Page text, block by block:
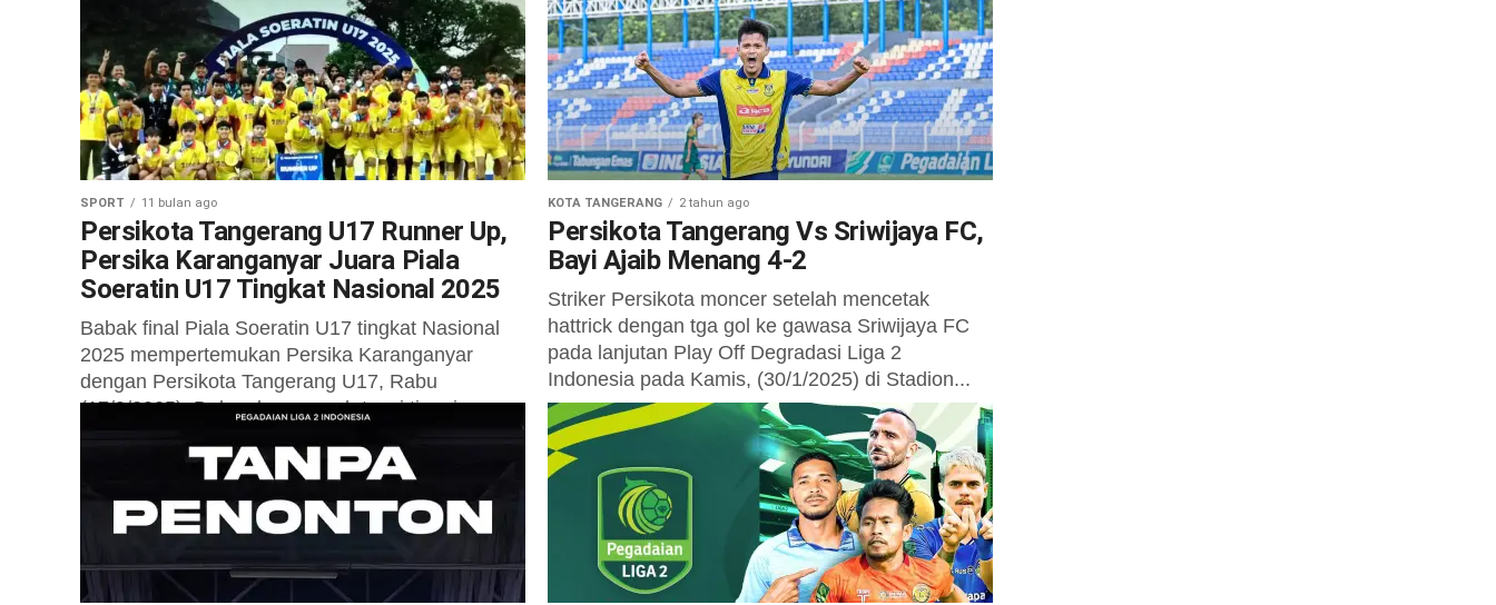
Utara, kedua tim harus puas...
SPORT 11 bulan ago
Persikota Tangerang U17 Runner Up,
Persika Karanganyar Juara Piala
Soeratin U17 Tingkat Nasional 2025
Babak final Piala Soeratin U17 tingkat Nasional
2025 mempertemukan Persika Karanganyar
dengan Persikota Tangerang U17, Rabu
(17/9/2025). Dalam laga penuh tensi tinggi,
KOTA TANGERANG 2 tahun ago
Persikota Tangerang Vs Sriwijaya FC,
Bayi Ajaib Menang 4-2
Striker Persikota moncer setelah mencetak
hattrick dengan tga gol ke gawasa Sriwijaya FC
pada lanjutan Play Off Degradasi Liga 2
Indonesia pada Kamis, (30/1/2025) di Stadion...